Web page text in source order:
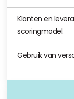
Klanten en
scoringmodel.
Gebruik van